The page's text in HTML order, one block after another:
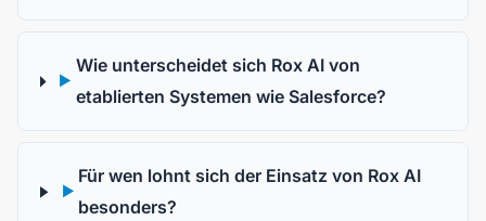
▶
Wie unterscheidet sich Rox AI von
etablierten Systemen wie Salesforce?
▶
Für wen lohnt sich der Einsatz von Rox AI
besonders?